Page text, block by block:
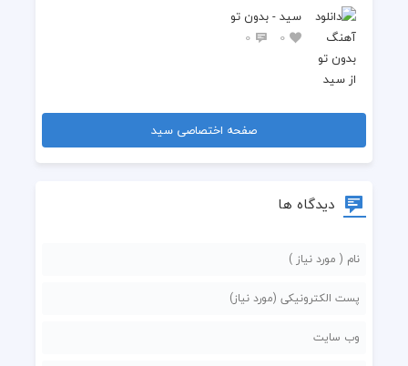
سید - بدون تو
0
0
صفحه اختصاصی سید
دیدگاه ها